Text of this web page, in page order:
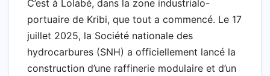
C’est à Lolabé, dans la zone industrialo-
portuaire de Kribi, que tout a commencé. Le 17
juillet 2025, la Société nationale des
hydrocarbures (SNH) a officiellement lancé la
construction d’une raffinerie modulaire et d’un